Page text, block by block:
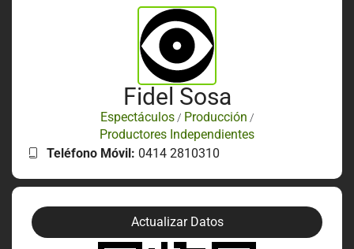
Fidel Sosa
Espectáculos/ Producción /
Productores Independientes
Teléfono Móvil: 0414 2810310
Actualizar Datos